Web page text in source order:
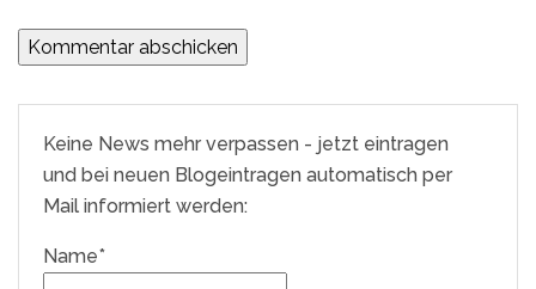
Keine News mehr verpassen - jetzt eintragen
und bei neuen Blogeintragen automatisch per
Mail informiert werden:
Name*